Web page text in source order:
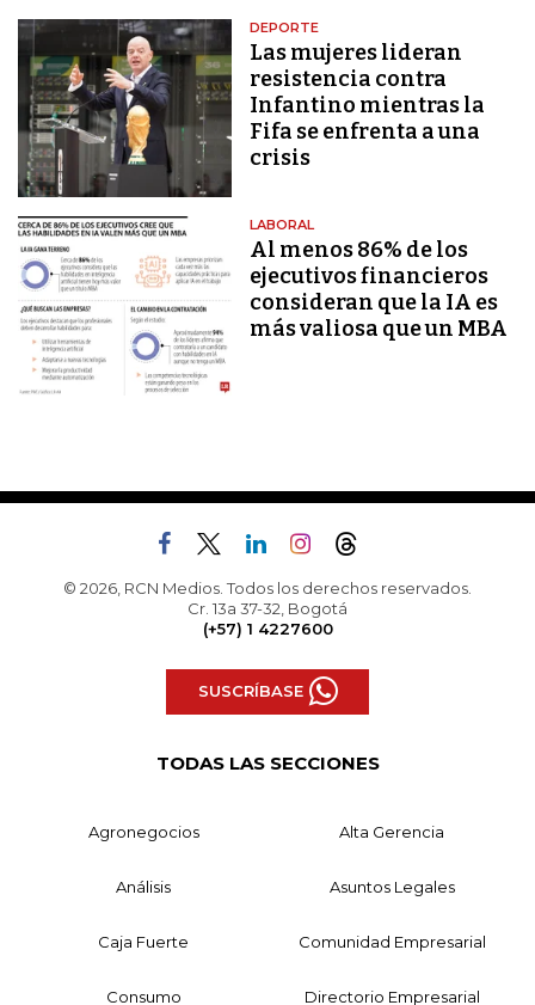
DEPORTE
Las mujeres lideran
resistencia contra
Infantino mientras la
Fifa se enfrenta a una
crisis
LABORAL
Al menos 86% de los
ejecutivos financieros
consideran que la IA es
más valiosa que un MBA
© 2026, RCN Medios. Todos los derechos reservados.
Cr. 13a 37-32, Bogotá
(+57) 1 4227600
SUSCRÍBASE
TODAS LAS SECCIONES
Agronegocios Alta Gerencia
Análisis Asuntos Legales
Caja Fuerte Comunidad Empresarial
Consumo Directorio Empresarial